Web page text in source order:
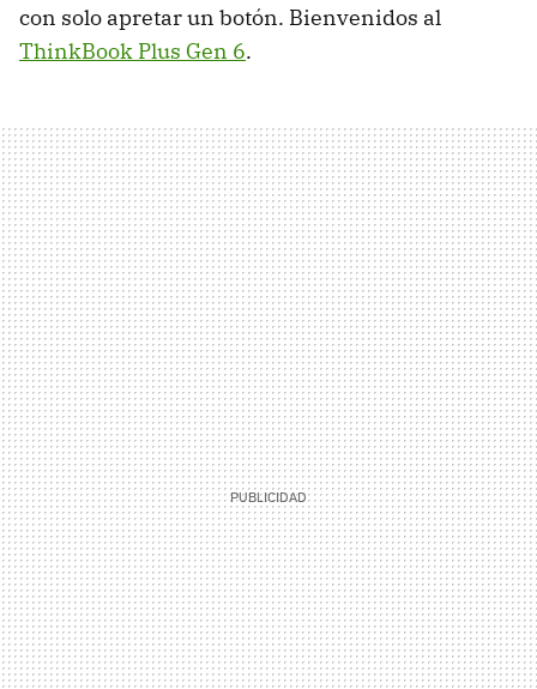
con solo apretar un botón. Bienvenidos al
ThinkBook Plus Gen 6.